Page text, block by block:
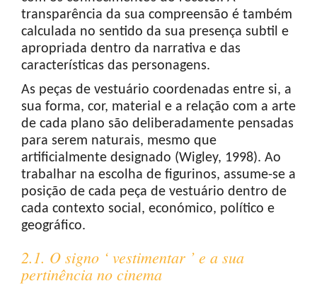
transparência da sua compreensão é também
calculada no sentido da sua presença subtil e
apropriada dentro da narrativa e das
características das personagens.
As peças de vestuário coordenadas entre si, a
sua forma, cor, material e a relação com a arte
de cada plano são deliberadamente pensadas
para serem naturais, mesmo que
artificialmente designado (Wigley, 1998). Ao
trabalhar na escolha de figurinos, assume-se a
posição de cada peça de vestuário dentro de
cada contexto social, económico, político e
geográfico.
2.1. O signo ‘ vestimentar ’ e a sua
pertinência no cinema